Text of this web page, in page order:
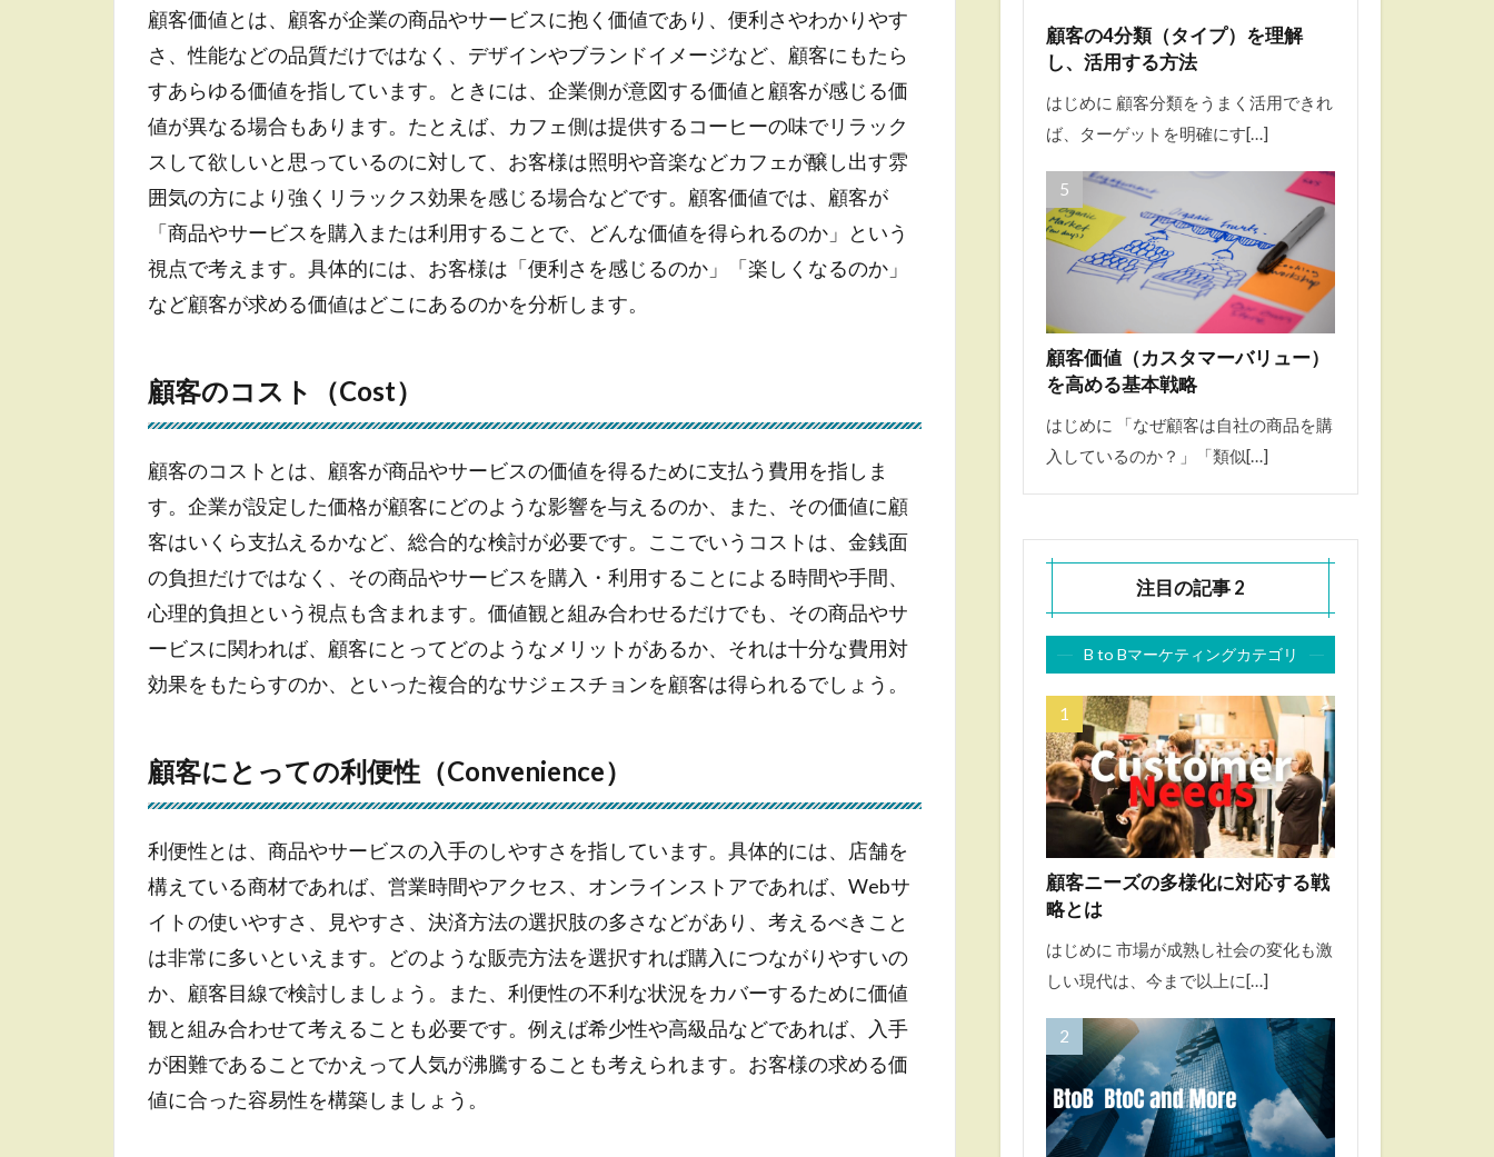
4C
の
活
用
方
法
新商
品・
サー
ビス
に活
3.2
既存
商
既存
サー
ビス
用
3.3
競合
他社
活用
4
と
め
顧客価値とは、顧客が企業の商品やサービスに抱く価値であり、便利さやわかりやす
さ、性能などの品質だけではなく、デザインやブランドイメージなど、顧客にもたら
すあらゆる価値を指しています。ときには、企業側が意図する価値と顧客が感じる価
値が異なる場合もあります。たとえば、カフェ側は提供するコーヒーの味でリラック
スして欲しいと思っているのに対して、お客様は照明や音楽などカフェが醸し出す雰
囲気の方により強くリラックス効果を感じる場合などです。顧客価値では、顧客が
「商品やサービスを購入または利用することで、どんな価値を得られるのか」という
視点で考えます。具体的には、お客様は「便利さを感じるのか」「楽しくなるのか」
など顧客が求める価値はどこにあるのかを分析します。
顧客のコスト（Cost）
顧客のコストとは、顧客が商品やサービスの価値を得るために支払う費用を指しま
す。企業が設定した価格が顧客にどのような影響を与えるのか、また、その価値に顧
客はいくら支払えるかなど、総合的な検討が必要です。ここでいうコストは、金銭面
の負担だけではなく、その商品やサービスを購入・利用することによる時間や手間、
心理的負担という視点も含まれます。価値観と組み合わせるだけでも、その商品やサ
ービスに関われば、顧客にとってどのようなメリットがあるか、それは十分な費用対
効果をもたらすのか、といった複合的なサジェスチョンを顧客は得られるでしょう。
顧客にとっての利便性（Convenience）
利便性とは、商品やサービスの入手のしやすさを指しています。具体的には、店舗を
構えている商材であれば、営業時間やアクセス、オンラインストアであれば、Webサ
イトの使いやすさ、見やすさ、決済方法の選択肢の多さなどがあり、考えるべきこと
は非常に多いといえます。どのような販売方法を選択すれば購入につながりやすいの
か、顧客目線で検討しましょう。また、利便性の不利な状況をカバーするために価値
観と組み合わせて考えることも必要です。例えば希少性や高級品などであれば、入手
が困難であることでかえって人気が沸騰することも考えられます。お客様の求める価
値に合った容易性を構築しましょう。
顧客の4分類（タイプ）を理解
し、活用する方法
はじめに 顧客分類をうまく活用できれ
ば、ターゲットを明確にす[…]
顧客価値（カスタマーバリュー）
を高める基本戦略
はじめに 「なぜ顧客は自社の商品を購
入しているのか？」「類似[…]
注目の記事 2
B to Bマーケティングカテゴリ
顧客ニーズの多様化に対応する戦
略とは
はじめに 市場が成熟し社会の変化も激
しい現代は、今まで以上に[…]